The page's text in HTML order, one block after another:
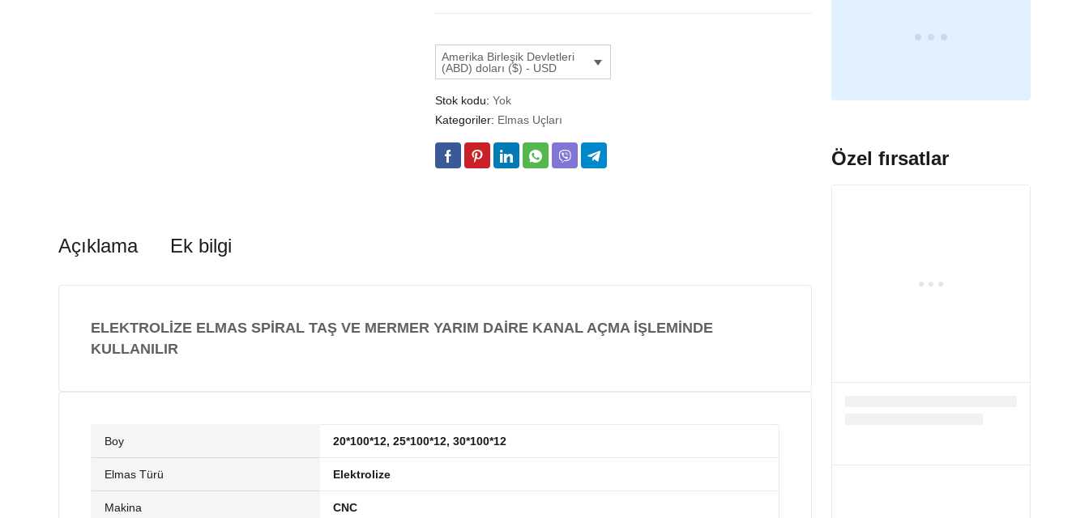
Amerika Birleşik Devletleri
(ABD) doları ($) - USD
Stok kodu: Yok
Kategoriler: Elmas Uçları
Açıklama Ek bilgi
ELEKTROLİZE ELMAS SPİRAL TAŞ VE MERMER YARIM DAİRE KANAL AÇMA İŞLEMİNDE
KULLANILIR
Boy 20*100*12, 25*100*12, 30*100*12
Elmas Türü Elektrolize
Makina CNC
Özel fırsatlar